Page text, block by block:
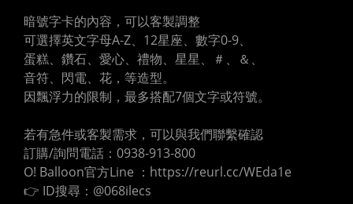
暗號字卡的內容，可以客製調整
可選擇英文字母A-Z、12星座、數字0-9、
蛋糕、鑽石、愛心、禮物、星星、＃、＆、
音符、閃電、花，等造型。
因飄浮力的限制，最多搭配7個文字或符號。
若有急件或客製需求，可以與我們聯繫確認
訂購/詢問電話：0938-913-800
O! Balloon官方Line ：https://reurl.cc/WEda1e
👉 ID搜尋：@068ilecs